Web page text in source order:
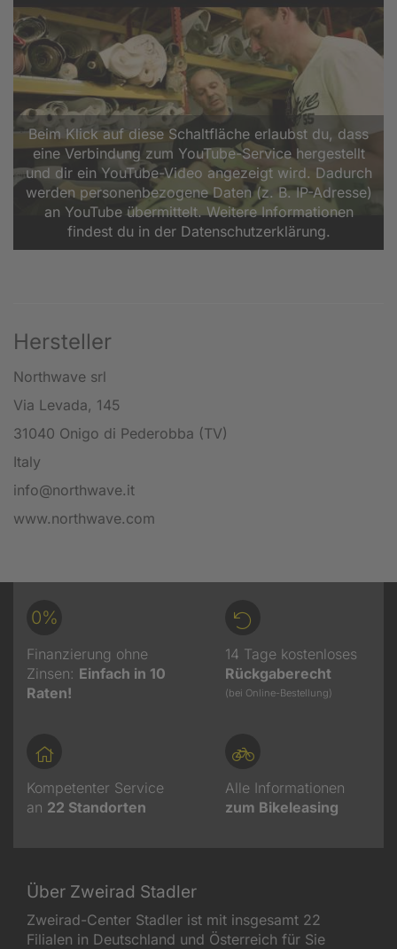
Beim Klick auf diese Schaltfläche erlaubst du, dass
eine Verbindung zum YouTube-Service hergestellt
und dir ein YouTube-Video angezeigt wird. Dadurch
werden personenbezogene Daten (z. B. IP-Adresse)
an YouTube übermittelt. Weitere Informationen
findest du in der Datenschutzerklärung.
Hersteller
Northwave srl
Via Levada, 145
31040 Onigo di Pederobba (TV)
Italy
info@northwave.it
www.northwave.com
0%
Finanzierung ohne
Zinsen: Einfach in 10
Raten!
14 Tage kostenloses
Rückgaberecht
(bei Online-Bestellung)
Kompetenter Service
an 22 Standorten
Alle Informationen
zum Bikeleasing
Über Zweirad Stadler
Zweirad-Center Stadler ist mit insgesamt 22
Filialen in Deutschland und Österreich für Sie